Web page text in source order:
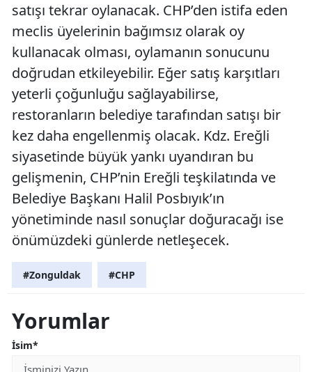
satışı tekrar oylanacak. CHP’den istifa eden
meclis üyelerinin bağımsız olarak oy
kullanacak olması, oylamanın sonucunu
doğrudan etkileyebilir. Eğer satış karşıtları
yeterli çoğunluğu sağlayabilirse,
restoranların belediye tarafından satışı bir
kez daha engellenmiş olacak. Kdz. Ereğli
siyasetinde büyük yankı uyandıran bu
gelişmenin, CHP’nin Ereğli teşkilatında ve
Belediye Başkanı Halil Posbıyık’ın
yönetiminde nasıl sonuçlar doğuracağı ise
önümüzdeki günlerde netleşecek.
#Zonguldak #CHP
Yorumlar
İsim*